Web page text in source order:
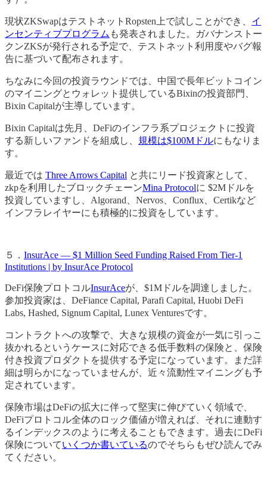
現状ZKSwapはテストネットRopsten上で試しことができ、 イ
ンセンティブプログラム も発表されました。ガバナンストー
クンZKSが発行される予定で、テストネット利用度やバグ報
告に基づいて配布されます。
ちなみに今回の投資ラウンドでは、中国で長年ビットコイン
のマイニングとウォレット提供しているBixinの投資部門、
Bixin Capitalが主導しています。
Bixin Capitalは先月、DeFiのインフラ系プロジェクトに投資
する新しいファンドを組成し、 規模は$100Mドルにもなりま
す。
最近では Three Arrows Capital と共にリード投資家として、
zkpを利用したブロックチェーンMina Protocolに $2Mドルを
投資していますし、Algorand、Nervos、Conflux、Certikなど
インフラレイヤーにも積極的に投資をしています。
５． InsurAce — $1 Million Seed Funding Raised From Tier-1
Institutions | by InsurAce Protocol
DeFi保険プロトコルInsurAceが、$1Mドルを調達しました。
参加投資家は、DeFiance Capital, Parafi Capital, Huobi DeFi
Labs, Hashed, Signum Capital, Lunex Venturesです。
コントラクトへの攻撃で、大きな規模の資金が一気に引っこ
抜かれるというケースに対応できる低手数料の保険と、保険
付き投資プロダクトを提供する予定になっています。まだ詳
細は明らかになっていませんが、近々流動性マイニングも予
定されています。
保険市場はDeFiの拡大に伴って堅実に伸びていく領域で、
DeFiプロトコル全体のロック価値が増えれば、それに連動す
るインデックスのように考えることもできます。過去にDeFi
保険についていくつか書いているのでそちらもぜひ読んでみ
てください。